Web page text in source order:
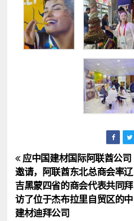
文
章
导
应中国建材国际阿联酋公司
邀请，阿联酋东北总商会率辽
吉黑蒙四省的商会代表共同拜
访了位于杰布拉里自贸区的中
建材迪拜公司